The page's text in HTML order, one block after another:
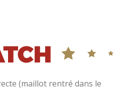
(maillot rentré dans le